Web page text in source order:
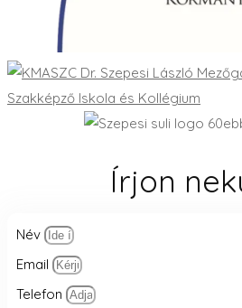
Írjon
Név
Email
Telefon